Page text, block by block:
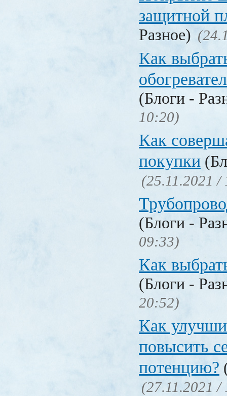
защитной
Разное)
Как
(Блоги -
10:20)
Как
покупки
(25.11.2021 /
(Блоги -
09:33)
Как
(Блоги -
20:52)
Как
повысить
потенцию?
(27.11.2021 /